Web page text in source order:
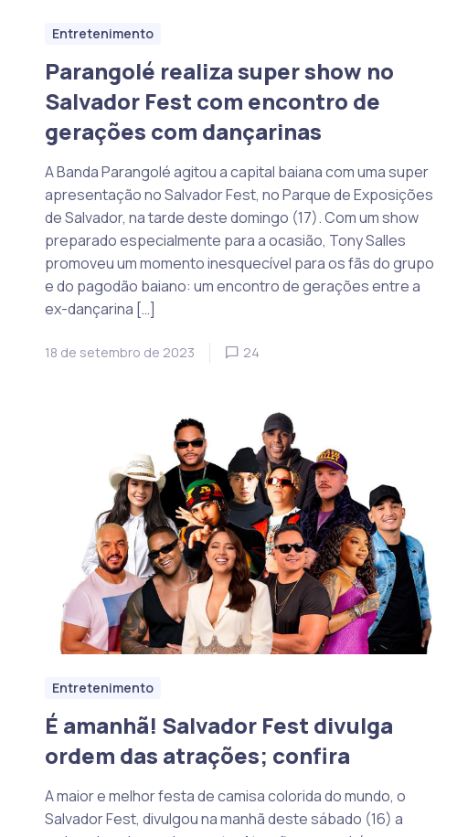
Entretenimento
Parangolé realiza super show no
Salvador Fest com encontro de
gerações com dançarinas
A Banda Parangolé agitou a capital baiana com uma super
apresentação no Salvador Fest, no Parque de Exposições
de Salvador, na tarde deste domingo (17). Com um show
preparado especialmente para a ocasião, Tony Salles
promoveu um momento inesquecível para os fãs do grupo
e do pagodão baiano: um encontro de gerações entre a
ex-dançarina […]
18 de setembro de 2023 24
Entretenimento
É amanhã! Salvador Fest divulga
ordem das atrações; confira
A maior e melhor festa de camisa colorida do mundo, o
Salvador Fest, divulgou na manhã deste sábado (16) a